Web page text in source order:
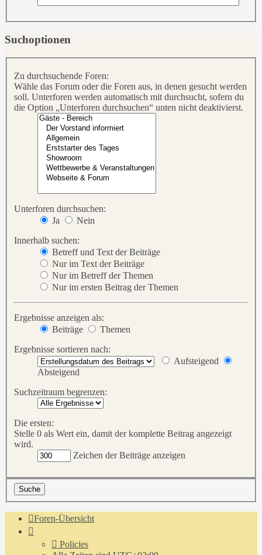
Suchoptionen
Zu durchsuchende Foren:
Wähle das Forum oder die Foren aus, in denen gesucht werden
soll. Unterforen werden automatisch mit durchsucht, sofern du
die Option „Unterforen durchsuchen“ unten nicht deaktivierst.
Unterforen durchsuchen:
Ja
Nein
Innerhalb suchen:
Betreff und Text der Beiträge
Nur im Text der Beiträge
Nur im Betreff der Themen
Nur im ersten Beitrag der Themen
Ergebnisse anzeigen als:
Beiträge
Themen
Ergebnisse sortieren nach:
Aufsteigend
Absteigend
Suchzeitraum begrenzen:
Die ersten:
Stelle 0 als Wert ein, damit der komplette Beitrag angezeigt
wird.
Zeichen der Beiträge anzeigen
Foren-Übersicht
Policies